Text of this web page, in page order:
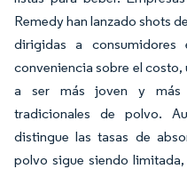
Remedy han lanzado shots
dirigidas a
conveniencia sobre el
a ser más joven y más
tradicionales de polvo.
distingue las tasas de
polvo sigue siendo